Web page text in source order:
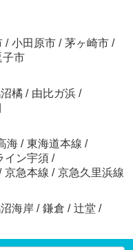
/ 小田原市 / 茅ヶ崎市 /
子市
橘 / 由比ガ浜 /
海 / 東海道本線 /
イン宇須 /
京急本線 / 京急久里浜線
海岸 / 鎌倉 / 辻堂 /